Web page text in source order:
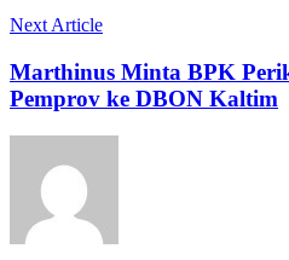
Next Article
Marthinus Minta BPK
Pemprov ke DBON Kaltim